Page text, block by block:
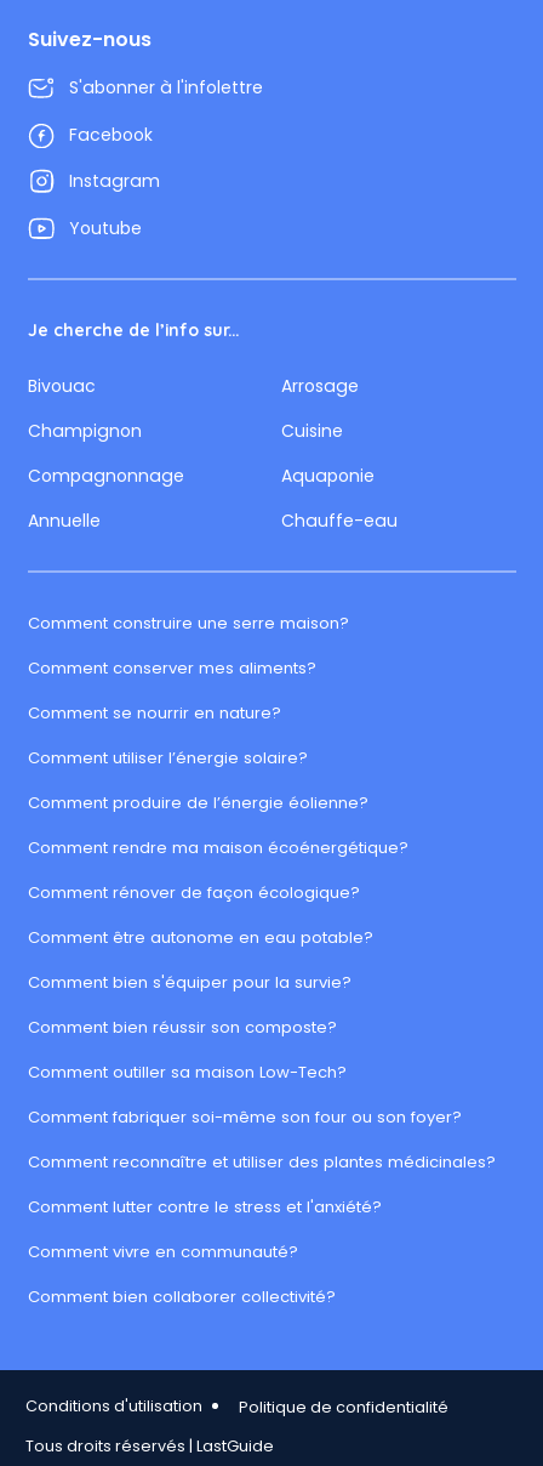
Comment construire une serre maison?
Comment conserver mes aliments?
Comment se nourrir en nature?
Comment utiliser l’énergie solaire?
Comment produire de l’énergie éolienne?
Comment rendre ma maison écoénergétique?
Comment rénover de façon écologique?
Comment être autonome en eau potable?
Comment bien s'équiper pour la survie?
Comment bien réussir son composte?
Comment outiller sa maison Low-Tech?
Comment fabriquer soi-même son four ou son foyer?
Comment reconnaître et utiliser des plantes médicinales?
Comment lutter contre le stress et l'anxiété?
Comment vivre en communauté?
Comment bien collaborer collectivité?
Suivez-nous
S'abonner à l'infolettre
Facebook
Instagram
Youtube
Je cherche de l’info sur...
Bivouac
Arrosage
Champignon
Cuisine
Compagnonnage
Aquaponie
Annuelle
Chauffe-eau
Footer Copy
Conditions d'utilisation
Politique de confidentialité
Tous droits réservés | LastGuide